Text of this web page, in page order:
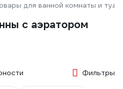
для ванной комнаты и
с аэратором
Фильтры